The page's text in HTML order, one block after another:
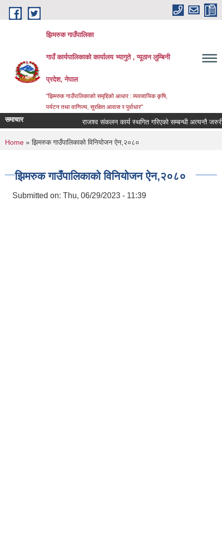
Skip to main content
झिमरुक गाउँपालिका
गाउँ कार्यपालिकाको कार्यालय भ्यागुते , प्यूठान लुम्बिनी
प्रदेश, नेपाल
"झिमरुक गाउँपालिकाको समृद्दिको आधार : व्यवसायिक कृषि,
पर्यटन तथा वाणिज्य, सुरक्षित आवास र पुर्वाधार"
समाचार राजश्व संकलन कार्य स्थगित गरिएको सम्बन्धी अत्यन्तै जरुरी
You are here
Home » झिमरुक गाउँपालिकाको विनियोजन ऐन,२०८०
झिमरुक गाउँपालिकाको विनियोजन ऐन,२०८०
Submitted on: Thu, 06/29/2023 - 11:39